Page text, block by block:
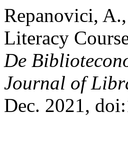
Repanovici,
Literacy
De
Journal of
Dec. 2021,